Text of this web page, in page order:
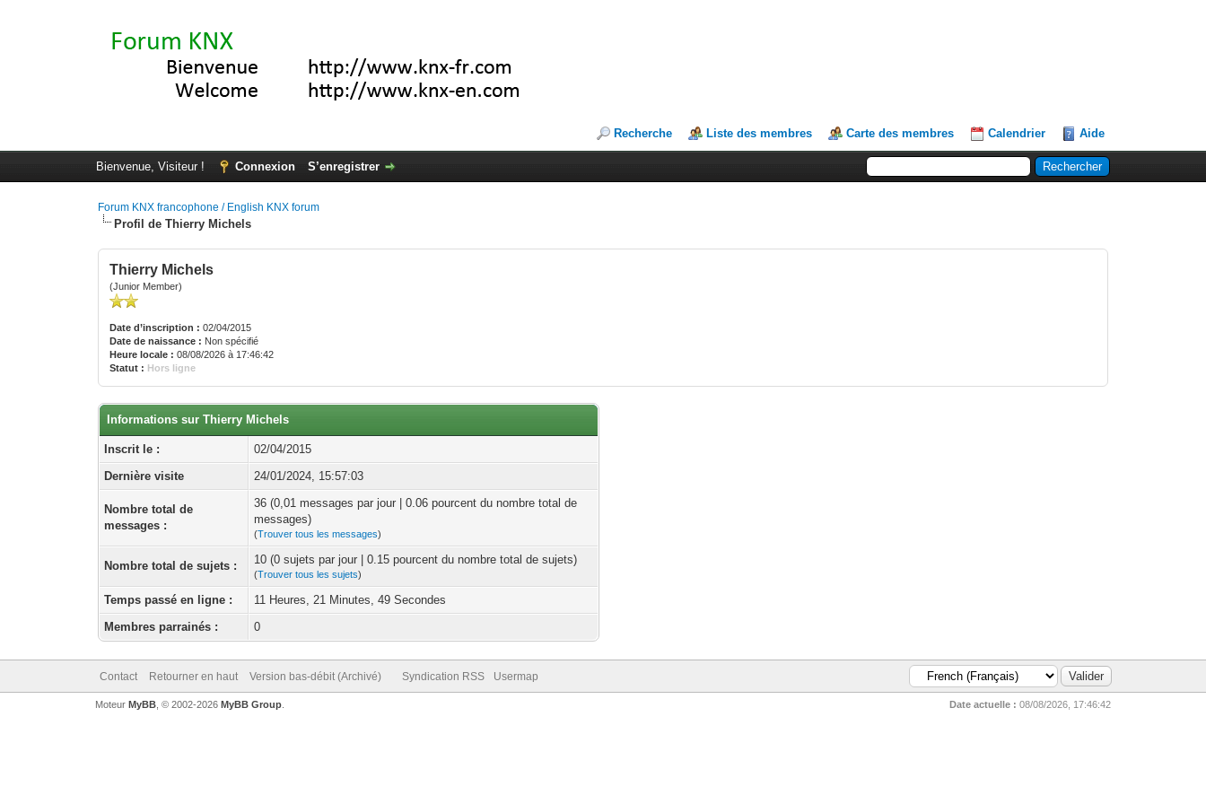
Recherche Liste des membres Carte des membres Calendrier Aide
Bienvenue, Visiteur ! Connexion S’enregistrer
Forum KNX francophone / English KNX forum
Profil de Thierry Michels
Thierry Michels
(Junior Member)
Date d’inscription : 02/04/2015
Date de naissance : Non spécifié
Heure locale : 08/08/2026 à 17:46:42
Statut : Hors ligne
Informations sur Thierry Michels
Inscrit le :
02/04/2015
Dernière visite
24/01/2024, 15:57:03
Nombre total de
messages :
36 (0,01 messages par jour | 0.06 pourcent du nombre total de
messages)
(Trouver tous les messages)
Nombre total de sujets : 10 (0 sujets par jour | 0.15 pourcent du nombre total de sujets)
(Trouver tous les sujets)
Temps passé en ligne :
11 Heures, 21 Minutes, 49 Secondes
Membres parrainés :
0
Contact Retourner en haut Version bas-débit (Archivé) Syndication RSS Usermap
Date actuelle : 08/08/2026, 17:46:42
Moteur MyBB, © 2002-2026 MyBB Group.